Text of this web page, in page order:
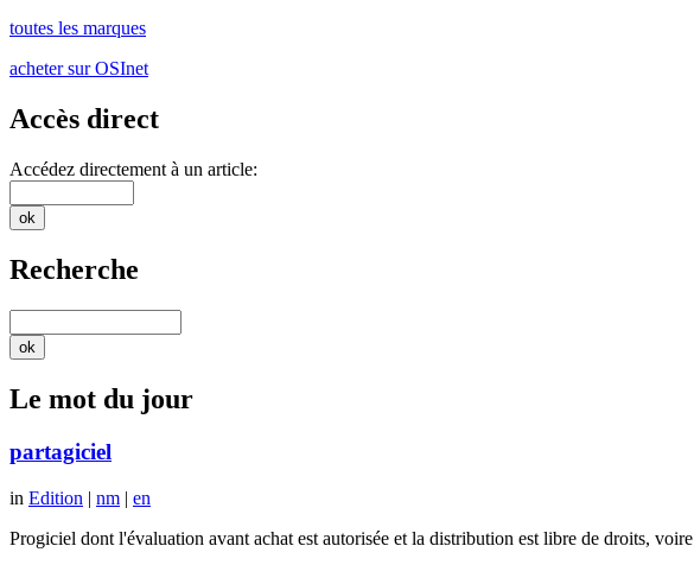
toutes les marques
acheter sur OSInet
Accès direct
Accédez directement à un article:
Recherche
Le mot du jour
partagiciel
in Edition | nm | en
Progiciel dont l'évaluation avant achat est autorisée et la distribution est libre de droits,